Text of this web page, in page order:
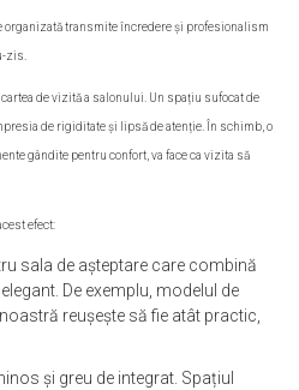
organizată transmite încredere și profesionalism
zis.
de vizită a salonului. Un spațiu sufocat de
de rigiditate și lipsă de atenție. În schimb, o
gândite pentru confort, va face ca vizita să
efect:
sala de așteptare care combină
De exemplu, modelul de
reușește să fie atât practic,
și greu de integrat. Spațiul